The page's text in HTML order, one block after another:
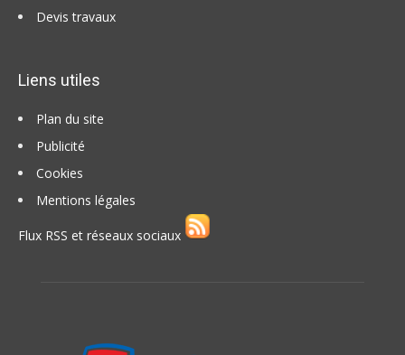
Devis travaux
Liens utiles
Plan du site
Publicité
Cookies
Mentions légales
Flux RSS et réseaux sociaux